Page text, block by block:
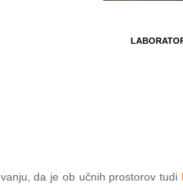
da je ob učnih prostorov tudi